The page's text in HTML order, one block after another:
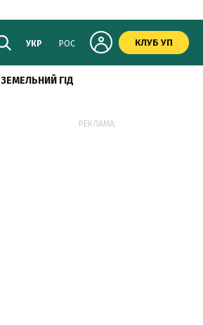
УКР РОС КЛУБ УП
ЗЕМЕЛЬНИЙ ГІД
РЕКЛАМА: